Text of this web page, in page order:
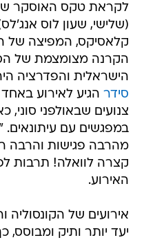
לקראת טקס האוסקר
(שלישי, שעון לוס
קלאסיקס, המפיצה של
הקרנה מצומצמת של
הישראלית והפדרציה
סידר הגיע לאירוע
צנועים שבאולפני סוני,
במפגשים עם
מהרבה פגישות והרבה
קצרה לוואלה! תרבות
האירוע.
אירועים של הקונסוליה
יעד יותר ותיק ומבוסס,